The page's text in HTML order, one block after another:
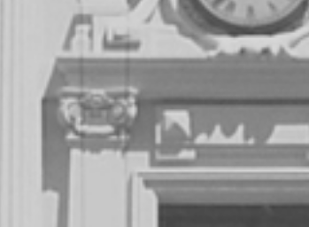
Informática
Matemática
Egresados